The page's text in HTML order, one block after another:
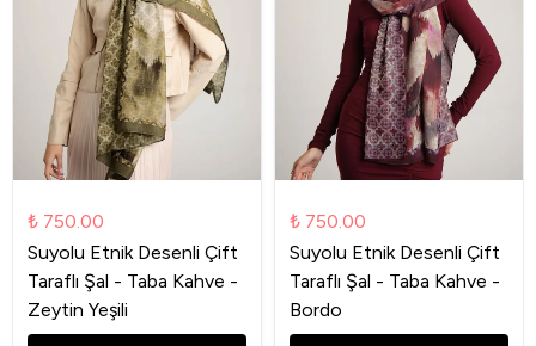
₺ 750.00
Suyolu Etnik Desenli Çift
Taraflı Şal - Taba Kahve -
Zeytin Yeşili
₺ 750.00
Suyolu Etnik Desenli Çift
Taraflı Şal - Taba Kahve -
Bordo